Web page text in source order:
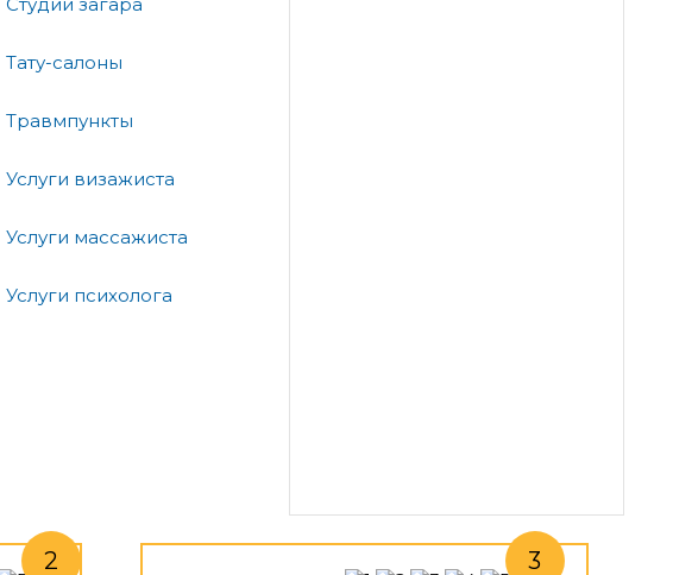
Тату-салоны
Травмпункты
Услуги визажиста
Услуги массажиста
Услуги психолога